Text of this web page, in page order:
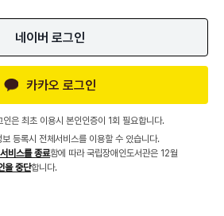
네이버 로그인
카카오 로그인
은 최초 이용시 본인인증이 1회 필요합니다.
등록시 전체서비스를 이용할 수 있습니다.
비스를 종료함에 따라 국립장애인도서관은 12월
을 중단합니다.